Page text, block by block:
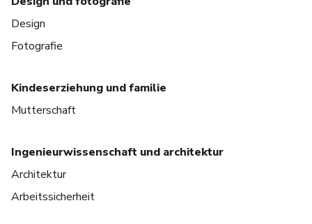
Design
Fotografie
Kindeserziehung und familie
Mutterschaft
Ingenieurwissenschaft und architektur
Architektur
Arbeitssicherheit